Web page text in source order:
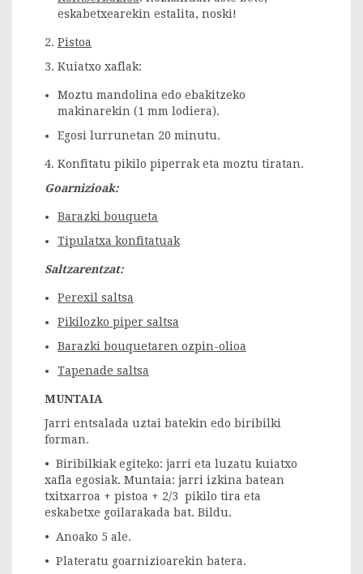
eskabetxearekin estalita, noski!
2. Pistoa
3. Kuiatxo xaflak:
Moztu mandolina edo ebakitzeko
makinarekin (1 mm lodiera).
Egosi lurrunetan 20 minutu.
4. Konfitatu pikilo piperrak eta moztu tiratan.
Goarnizioak:
Barazki bouqueta
Tipulatxa konfitatuak
Saltzarentzat:
Perexil saltsa
Pikilozko piper saltsa
Barazki bouquetaren ozpin-olioa
Tapenade saltsa
MUNTAIA
Jarri entsalada uztai batekin edo biribilki
forman.
• Biribilkiak egiteko: jarri eta luzatu kuiatxo
xafla egosiak. Muntaia: jarri izkina batean
txitxarroa + pistoa + 2/3 pikilo tira eta
eskabetxe goilarakada bat. Bildu.
• Anoako 5 ale.
• Plateratu goarnizioarekin batera.